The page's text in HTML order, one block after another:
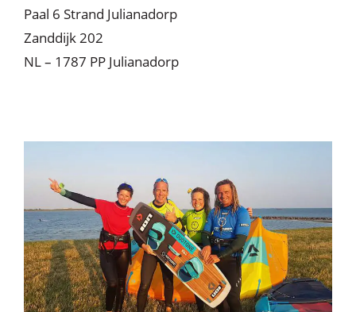
Paal 6 Strand Julianadorp
Zanddijk 202
NL – 1787 PP Julianadorp